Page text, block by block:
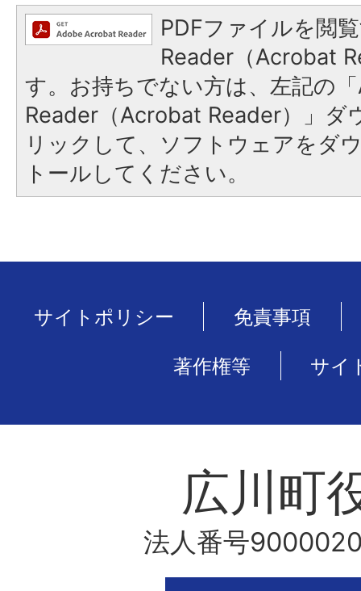
PDFファイルを閲
Reader（Acrobat
す。お持ちでない方は、左記の
Reader（Acrobat Reader）」ダ
リックして、ソフトウェアをダ
トールしてください。
サイトポリシー 免責事項
著作権等 サイ
広川町
法人番号